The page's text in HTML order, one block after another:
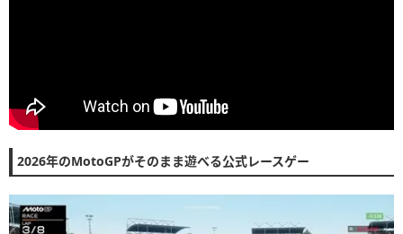
2026年のMotoGPがそのまま遊べる公式レースゲー